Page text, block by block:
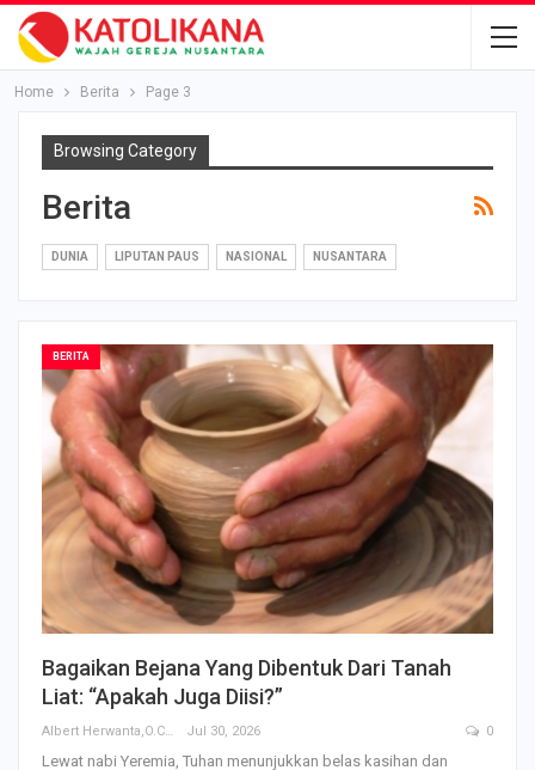
Home Berita Page 3
Browsing Category
Berita
DUNIA LIPUTAN PAUS NASIONAL NUSANTARA
BERITA
Bagaikan Bejana Yang Dibentuk Dari Tanah
Liat: “Apakah Juga Diisi?”
Albert Herwanta,O.Carm Jul 30, 2026 0
Lewat nabi Yeremia, Tuhan menunjukkan belas kasihan dan